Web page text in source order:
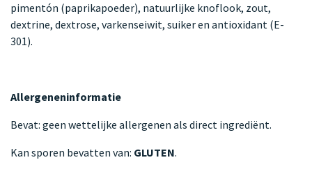
pimentón (paprikapoeder), natuurlijke knoflook, zout,
dextrine, dextrose, varkenseiwit, suiker en antioxidant (E-
301).
Allergeneninformatie
Bevat: geen wettelijke allergenen als direct ingrediënt.
Kan sporen bevatten van: GLUTEN.